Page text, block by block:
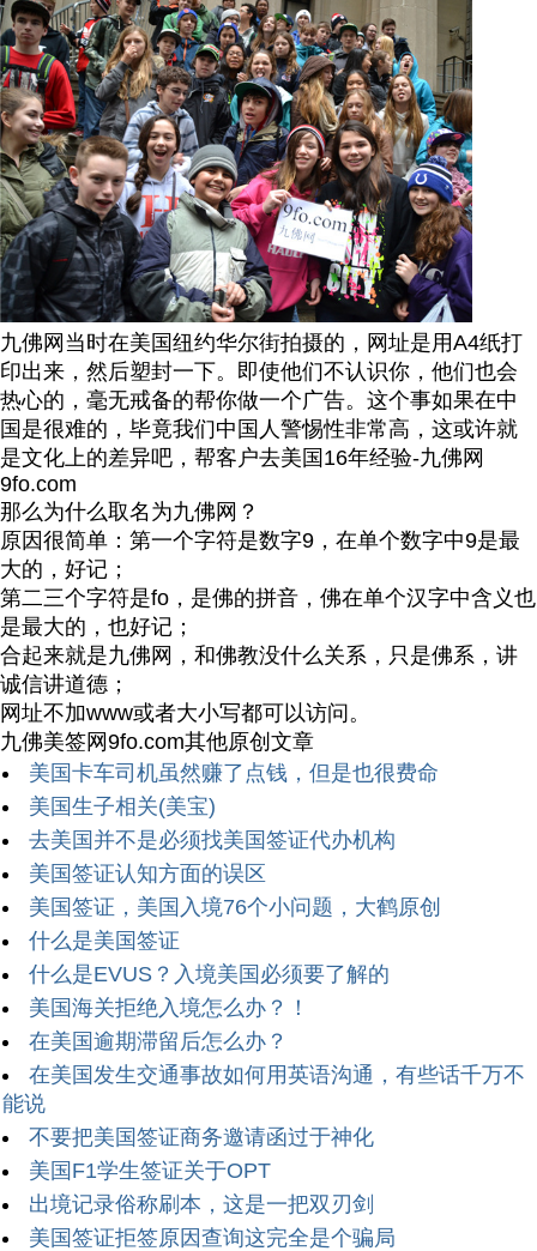
九佛网当时在美国纽约华尔街拍摄的，网址是用A4纸打
印出来，然后塑封一下。即使他们不认识你，他们也会
热心的，毫无戒备的帮你做一个广告。这个事如果在中
国是很难的，毕竟我们中国人警惕性非常高，这或许就
是文化上的差异吧，帮客户去美国16年经验-九佛网
9fo.com
那么为什么取名为九佛网？
原因很简单：第一个字符是数字9，在单个数字中9是最
大的，好记；
第二三个字符是fo，是佛的拼音，佛在单个汉字中含义也
是最大的，也好记；
合起来就是九佛网，和佛教没什么关系，只是佛系，讲
诚信讲道德；
网址不加www或者大小写都可以访问。
九佛美签网9fo.com其他原创文章
美国卡车司机虽然赚了点钱，但是也很费命
美国生子相关(美宝)
去美国并不是必须找美国签证代办机构
美国签证认知方面的误区
美国签证，美国入境76个小问题，大鹤原创
什么是美国签证
什么是EVUS？入境美国必须要了解的
美国海关拒绝入境怎么办？！
在美国逾期滞留后怎么办？
在美国发生交通事故如何用英语沟通，有些话千万不
能说
不要把美国签证商务邀请函过于神化
美国F1学生签证关于OPT
出境记录俗称刷本，这是一把双刃剑
美国签证拒签原因查询这完全是个骗局